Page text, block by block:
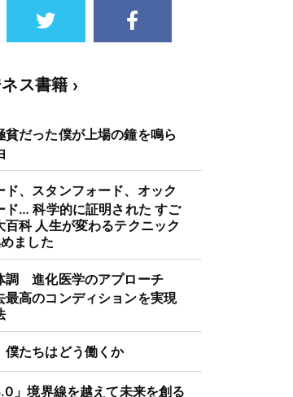
ス書籍
貧だった僕が上場の鐘を鳴ら
ド、スタンフォード、オック
ド… 科学的に証明された すご
百科 人生が変わるテクニック
ました
調 進化医学のアプローチ
最高のコンディションを実現
たちはどう働くか
」境界線を越えて未来を創る